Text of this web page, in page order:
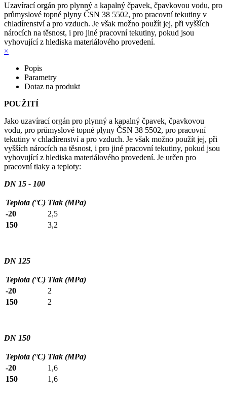
Uzavírací orgán pro plynný a kapalný čpavek, čpavkovou vodu, pro
průmyslové topné plyny ČSN 38 5502, pro pracovní tekutiny v
chladírenství a pro vzduch. Je však možno použít jej, při vyšších
nárocích na těsnost, i pro jiné pracovní tekutiny, pokud jsou
vyhovující z hlediska materiálového provedení.
×
Popis
Parametry
Dotaz na produkt
POUŽITÍ
Jako uzavírací orgán pro plynný a kapalný čpavek, čpavkovou
vodu, pro průmyslové topné plyny ČSN 38 5502, pro pracovní
tekutiny v chladírenství a pro vzduch. Je však možno použít jej, při
vyšších nárocích na těsnost, i pro jiné pracovní tekutiny, pokud jsou
vyhovující z hlediska materiálového provedení. Je určen pro
pracovní tlaky a teploty:
DN 15 - 100
Teplota (°C) Tlak (MPa)
-20
2,5
150
3,2
DN 125
Teplota (°C) Tlak (MPa)
-20
2
150
2
DN 150
Teplota (°C) Tlak (MPa)
-20
1,6
150
1,6